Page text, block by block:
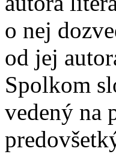
o nej
od jej
Spolkom
vedený na